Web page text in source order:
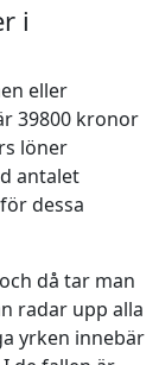
i
eller
39800 kronor
löner
antalet
dessa
då tar man
radar upp alla
yrken innebär